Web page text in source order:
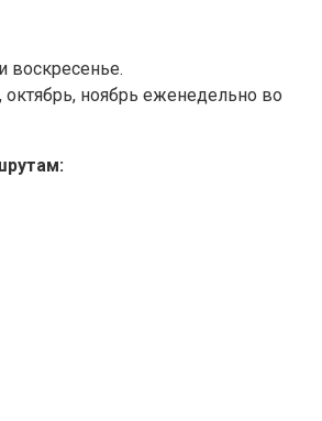
воскресенье.
октябрь, ноябрь еженедельно во